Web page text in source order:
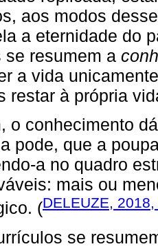
aos modos
a eternidade do
se resumem a
a vida
restar à própria
o conhecimento
pode, que a
a no quadro
mais ou
(DELEUZE,
se